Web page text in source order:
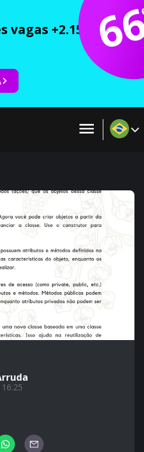
vagas +2.150 cursos